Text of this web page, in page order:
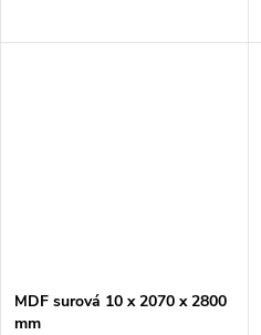
MDF surová 10 x 2070 x 2800
mm